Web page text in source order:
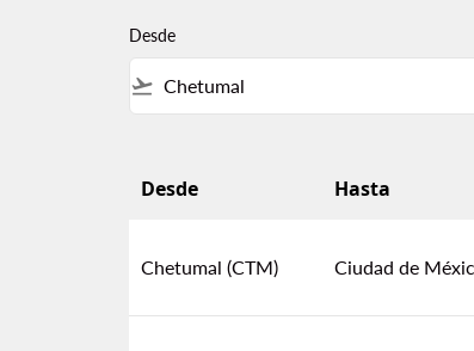
Desde
flight_takeoff
Desde Hasta
Chetumal (CTM) Ciudad de